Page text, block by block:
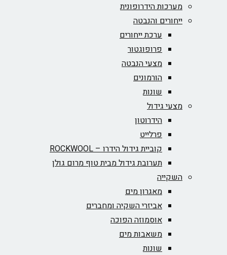
מערכות הידרופונית
ייחורים והנבטה
ערכת ייחורים
פרופוגטור
מצעי הנבטה
הורמונים
שונות
מצעי גידול
הידרוטון
פרלייט
קוביית גידול הידרו – ROCKWOOL‏
תערובת גידול מבית טוף מרום גולן
השקייה
מאגרון מים
אביזרי השקיה ומחברים
אוסמוזה הפוכה
משאבות מים
שונות